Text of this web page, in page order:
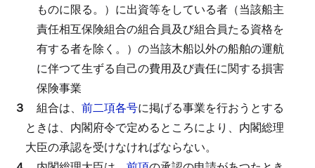
ものに限る。）に出資等をしている者（当該船主
責任相互保険組合の組合員及び組合員たる資格を
有する者を除く。）の当該木船以外の船舶の運航
に伴つて生ずる自己の費用及び責任に関する損害
保険事業
３ 組合は、 前二項各号に掲げる事業を行おうとする
ときは、内閣府令で定めるところにより、内閣総理
大臣の承認を受けなければならない。